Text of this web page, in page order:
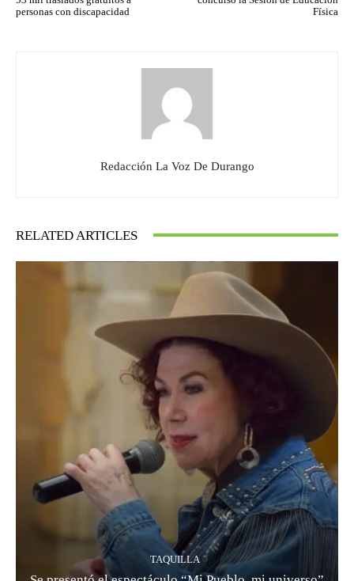
personas con discapacidad
Física
Redacción La Voz De Durango
RELATED ARTICLES
TAQUILLA